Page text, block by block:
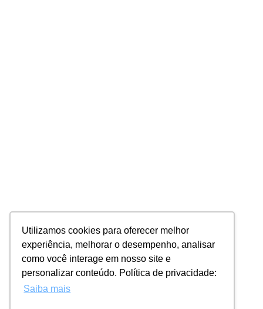
Utilizamos cookies para oferecer melhor
experiência, melhorar o desempenho, analisar
como você interage em nosso site e
personalizar conteúdo. Política de privacidade:
Saiba mais